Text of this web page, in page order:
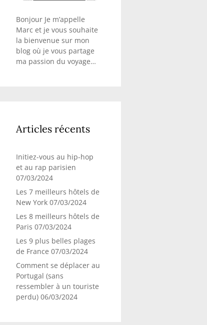
Bonjour Je m’appelle
Marc et je vous souhaite
la bienvenue sur mon
blog où je vous partage
ma passion du voyage…
Articles récents
Initiez-vous au hip-hop
et au rap parisien
07/03/2024
Les 7 meilleurs hôtels de
New York 07/03/2024
Les 8 meilleurs hôtels de
Paris 07/03/2024
Les 9 plus belles plages
de France 07/03/2024
Comment se déplacer au
Portugal (sans
ressembler à un touriste
perdu) 06/03/2024